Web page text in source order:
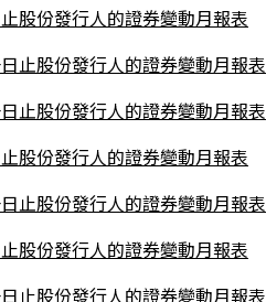
股份發行人的證券變動月報表
止股份發行人的證券變動月報表
止股份發行人的證券變動月報表
股份發行人的證券變動月報表
止股份發行人的證券變動月報表
股份發行人的證券變動月報表